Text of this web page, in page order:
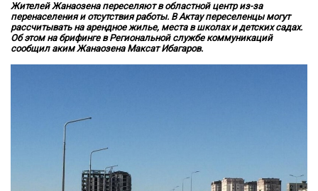
Жителей Жанаозена переселяют в областной центр из-за
перенаселения и отсутствия работы. В Актау переселенцы могут
рассчитывать на арендное жилье, места в школах и детских садах.
Об этом на брифинге в Региональной службе коммуникаций
сообщил аким Жанаозена Максат Ибагаров.